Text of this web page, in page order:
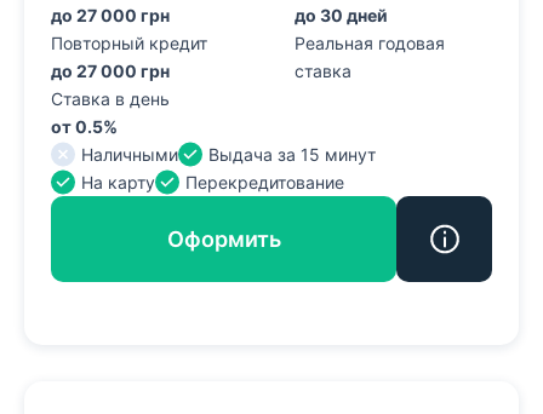
до 27 000 грн
Повторный кредит
до 27 000 грн
Ставка в день
от 0.5%
до 30 дней
Реальная годовая
ставка
Наличными
Выдача за 15 минут
На карту
Перекредитование
Оформить